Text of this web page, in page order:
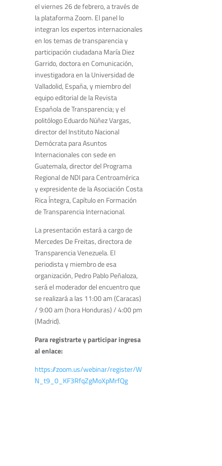
el viernes 26 de febrero, a través de
la plataforma Zoom. El panel lo
integran los expertos internacionales
en los temas de transparencia y
participación ciudadana María Diez
Garrido,doctora en Comunicación,
investigadora en la Universidad de
Valladolid, España, y miembro del
equipo editorial de la Revista
Española de Transparencia; y el
politólogo Eduardo Núñez Vargas,
directordel Instituto Nacional
Demócrata para Asuntos
Internacionales con sede en
Guatemala, director del Programa
Regional de NDI para Centroamérica
y expresidente de la Asociación Costa
Rica Íntegra, Capítulo en Formación
de Transparencia Internacional.
La presentación estará a cargo de
Mercedes De Freitas, directora de
Transparencia Venezuela. El
periodista y miembro de esa
organización, Pedro Pablo Peñaloza,
será el moderador del encuentro que
se realizará a las 11:00 am (Caracas)
/ 9:00 am (hora Honduras) / 4:00 pm
(Madrid).
Para registrarte y participar ingresa
al enlace:
https://zoom.us/webinar/register/W
N_t9_0_KF3RfqZgMoXpMrfQg